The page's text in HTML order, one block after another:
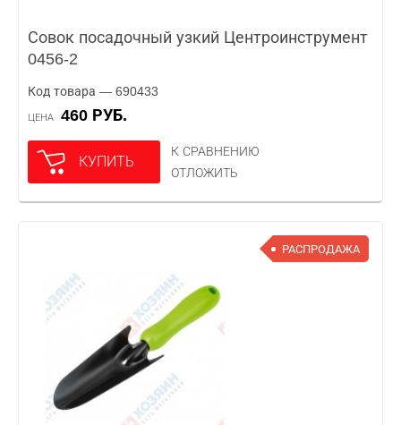
Совок посадочный узкий Центроинструмент
0456-2
Код товара — 690433
ЦЕНА 460 РУБ.
КУПИТЬ
К СРАВНЕНИЮ
ОТЛОЖИТЬ
РАСПРОДАЖА